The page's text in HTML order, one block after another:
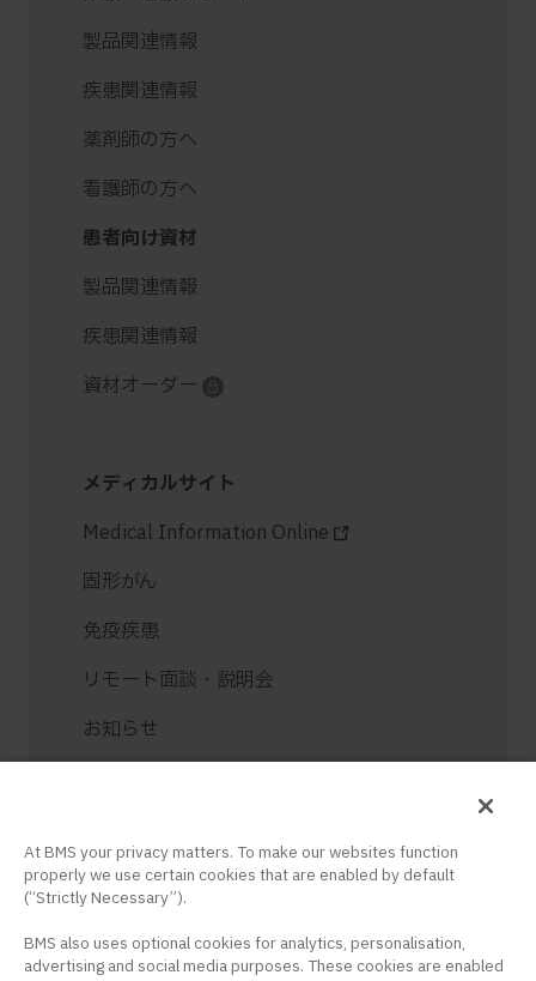
製品関連情報
疾患関連情報
薬剤師の方へ
看護師の方へ
患者向け資材
製品関連情報
疾患関連情報
資材オーダー
メディカルサイト
Medical Information Online
固形がん
免疫疾患
リモート面談・説明会
お知らせ
At BMS your privacy matters. To make our websites function
properly we use certain cookies that are enabled by default
(“Strictly Necessary”).
BMS also uses optional cookies for analytics, personalisation,
advertising and social media purposes. These cookies are enabled